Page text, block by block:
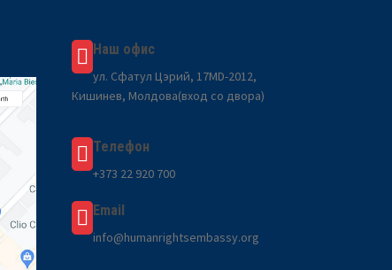
Наш офис
ул. Сфатул Цэрий, 17MD-2012,
Кишинев, Молдова(вход со двора)
Телефон
+373 22 920 700
Email
info@humanrightsembassy.org